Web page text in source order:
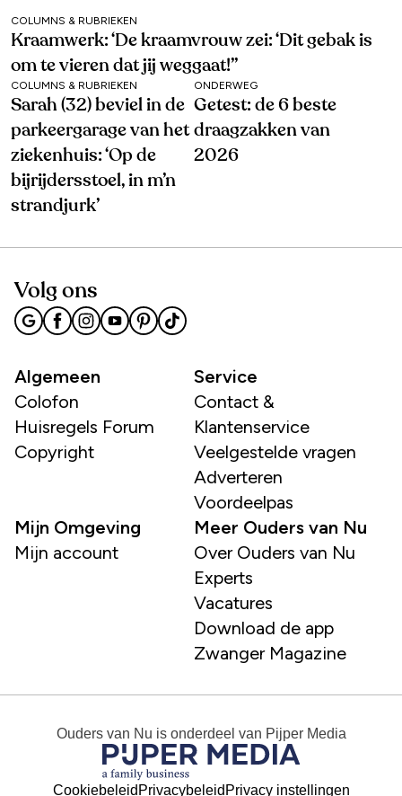
COLUMNS & RUBRIEKEN
Kraamwerk: ‘De kraamvrouw zei: ‘Dit gebak is
om te vieren dat jij weggaat!’’
COLUMNS & RUBRIEKEN
Sarah (32) beviel in de
parkeergarage van het
ziekenhuis: ‘Op de
bijrijdersstoel, in m’n
strandjurk’
ONDERWEG
Getest: de 6 beste
draagzakken van
2026
Volg ons
Algemeen
Colofon
Huisregels Forum
Copyright
Service
Contact &
Klantenservice
Veelgestelde vragen
Adverteren
Voordeelpas
Mijn Omgeving
Mijn account
Meer Ouders van Nu
Over Ouders van Nu
Experts
Vacatures
Download de app
Zwanger Magazine
Ouders van Nu is onderdeel van Pijper Media
Cookiebeleid Privacybeleid Privacy instellingen